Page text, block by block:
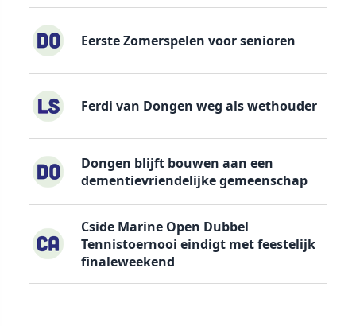
Eerste Zomerspelen voor senioren
Ferdi van Dongen weg als wethouder
Dongen blijft bouwen aan een
dementievriendelijke gemeenschap
Cside Marine Open Dubbel
Tennistoernooi eindigt met feestelijk
finaleweekend